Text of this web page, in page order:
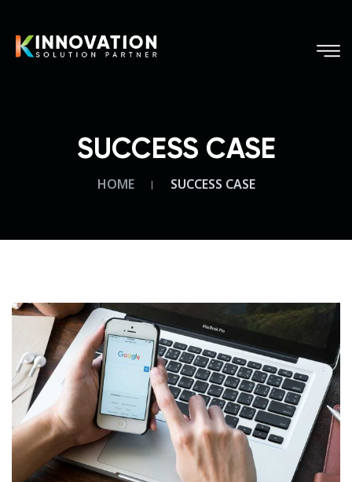
SUCCESS CASE
HOME SUCCESS CASE